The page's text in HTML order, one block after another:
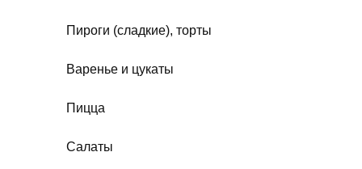
Пироги (сладкие), торты
Варенье и цукаты
Пицца
Салаты